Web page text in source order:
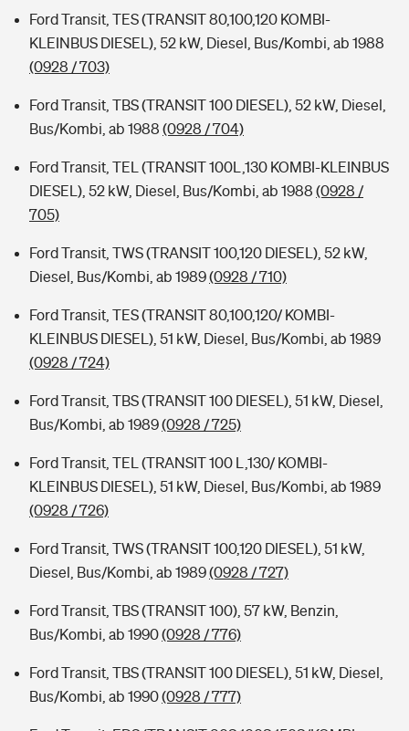
Ford Transit, TES (TRANSIT 80,100,120 KOMBI-
KLEINBUS DIESEL), 52 kW, Diesel, Bus/Kombi, ab 1988
(0928 / 703)
Ford Transit, TBS (TRANSIT 100 DIESEL), 52 kW, Diesel,
Bus/Kombi, ab 1988 (0928 / 704)
Ford Transit, TEL (TRANSIT 100L,130 KOMBI-KLEINBUS
DIESEL), 52 kW, Diesel, Bus/Kombi, ab 1988 (0928 /
705)
Ford Transit, TWS (TRANSIT 100,120 DIESEL), 52 kW,
Diesel, Bus/Kombi, ab 1989(0928 / 710)
Ford Transit, TES (TRANSIT 80,100,120/ KOMBI-
KLEINBUS DIESEL), 51 kW, Diesel, Bus/Kombi, ab 1989
(0928 / 724)
Ford Transit, TBS (TRANSIT 100 DIESEL), 51 kW, Diesel,
Bus/Kombi, ab 1989(0928 / 725)
Ford Transit, TEL (TRANSIT 100 L,130/ KOMBI-
KLEINBUS DIESEL), 51 kW, Diesel, Bus/Kombi, ab 1989
(0928 / 726)
Ford Transit, TWS (TRANSIT 100,120 DIESEL), 51 kW,
Diesel, Bus/Kombi, ab 1989(0928 / 727)
Ford Transit, TBS (TRANSIT 100), 57 kW, Benzin,
Bus/Kombi, ab 1990(0928 / 776)
Ford Transit, TBS (TRANSIT 100 DIESEL), 51 kW, Diesel,
Bus/Kombi, ab 1990(0928 / 777)